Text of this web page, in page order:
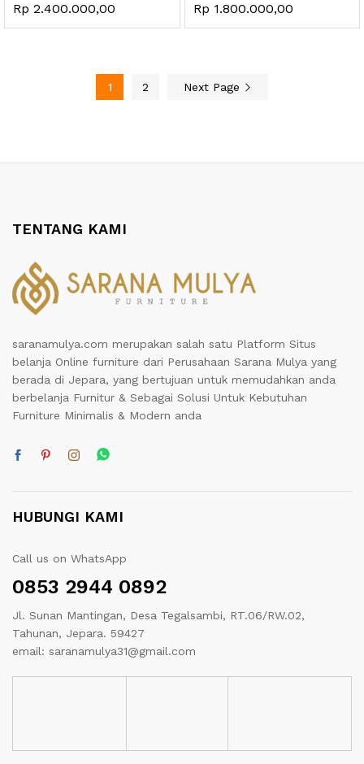
Rp 2.400.000,00 Rp 1.800.000,00
1 2 Next Page
TENTANG KAMI
saranamulya.com merupakan salah satu Platform Situs
belanja Online furniture dari Perusahaan Sarana Mulya yang
berada di Jepara, yang bertujuan untuk memudahkan anda
berbelanja Furnitur & Sebagai Solusi Untuk Kebutuhan
Furniture Minimalis & Modern anda
HUBUNGI KAMI
Call us on WhatsApp
0853 2944 0892
Jl. Sunan Mantingan, Desa Tegalsambi, RT.06/RW.02,
Tahunan, Jepara. 59427
email: saranamulya31@gmail.com